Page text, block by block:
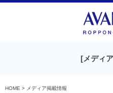
[メディ
HOME > メディア掲載情報